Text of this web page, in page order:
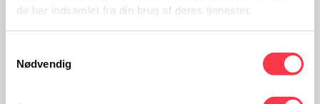
de har indsamlet fra din brug af deres tjenester.
Nødvendig